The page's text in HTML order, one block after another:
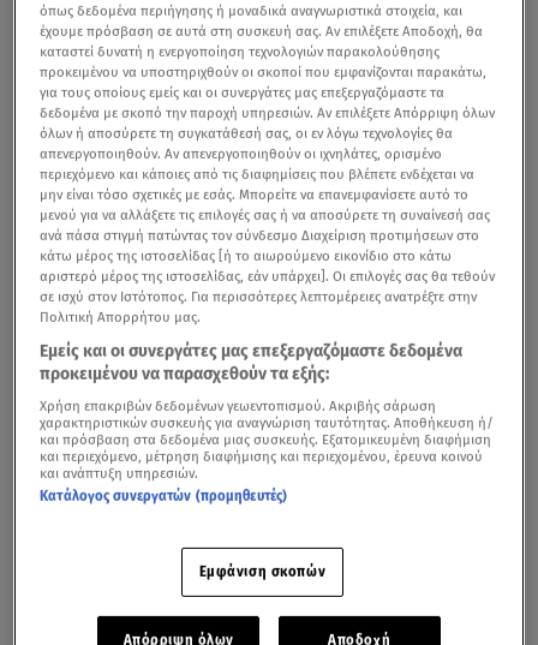
Συγκλονιστικές είναι οι αποκαλύψεις για την
, που έμελλε να μείνει γνωστή στα
εγκληματολογικά χρονικά της χώρας ως η«serial killer»
όπως δεδομένα περιήγησης ή μοναδικά αναγνωριστικά στοιχεία, και
έχουμε πρόσβαση σε αυτά στη συσκευή σας. Αν επιλέξετε Αποδοχή, θα
καταστεί δυνατή η ενεργοποίηση τεχνολογιών παρακολούθησης
προκειμένου να υποστηριχθούν οι σκοποί που εμφανίζονται παρακάτω,
για τους οποίους εμείς και οι συνεργάτες μας επεξεργαζόμαστε τα
δεδομένα με σκοπό την παροχή υπηρεσιών. Αν επιλέξετε Απόρριψη όλων
όλων ή αποσύρετε τη συγκατάθεσή σας, οι εν λόγω τεχνολογίες θα
απενεργοποιηθούν. Αν απενεργοποιηθούν οι ιχνηλάτες, ορισμένο
περιεχόμενο και κάποιες από τις διαφημίσεις που βλέπετε ενδέχεται να
μην είναι τόσο σχετικές με εσάς. Μπορείτε να επανεμφανίσετε αυτό το
μενού για να αλλάξετε τις επιλογές σας ή να αποσύρετε τη συναίνεσή σας
ανά πάσα στιγμή πατώντας τον σύνδεσμο Διαχείριση προτιμήσεων στο
κάτω μέρος της ιστοσελίδας [ή το αιωρούμενο εικονίδιο στο κάτω
αριστερό μέρος της ιστοσελίδας, εάν υπάρχει]. Οι επιλογές σας θα τεθούν
σε ισχύ στον Ιστότοπος. Για περισσότερες λεπτομέρειες ανατρέξτε στην
Πολιτική Απορρήτου μας.
Εμείς και οι συνεργάτες μας επεξεργαζόμαστε δεδομένα
προκειμένου να παρασχεθούν τα εξής:
Χρήση επακριβών δεδομένων γεωεντοπισμού. Ακριβής σάρωση
χαρακτηριστικών συσκευής για αναγνώριση ταυτότητας. Αποθήκευση ή/
και πρόσβαση στα δεδομένα μιας συσκευής. Εξατομικευμένη διαφήμιση
και περιεχόμενο, μέτρηση διαφήμισης και περιεχομένου, έρευνα κοινού
και ανάπτυξη υπηρεσιών.
Κατάλογος συνεργατών (προμηθευτές)
Εμφάνιση σκοπών
Απόρριψη όλων Αποδοχή